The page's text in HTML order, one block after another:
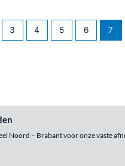
3 4 5 6 7
Noord – Brabant voor onze vaste